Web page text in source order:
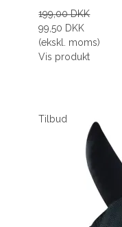
199,00 DKK
99,50 DKK
(ekskl. moms)
Vis produkt
Tilbud